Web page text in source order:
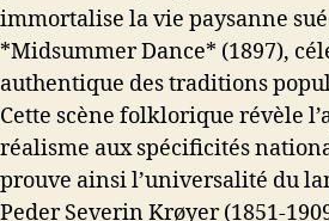
immortalise la vie paysanne
*Midsummer Dance* (1897),
authentique des traditions
Cette scène folklorique révèle
réalisme aux spécificités
prouve ainsi l’universalité du
Peder Severin Krøyer (1851-